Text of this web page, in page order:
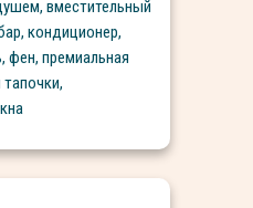
вместительный
кондиционер,
фен, премиальная